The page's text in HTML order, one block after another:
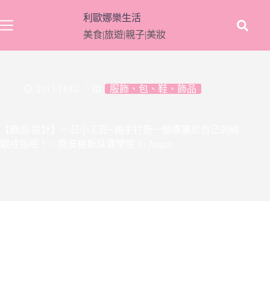
至
要
利歐娜樂生活
美食|旅遊|親子|美妝
服飾、包、鞋、飾品